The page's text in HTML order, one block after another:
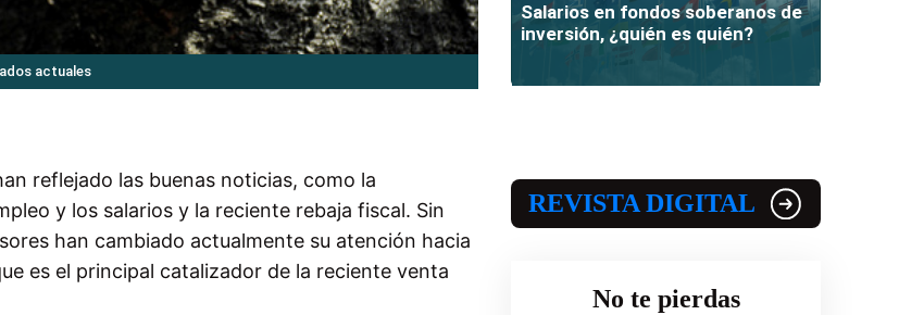
actuales
reflejado las buenas noticias, como la
y los salarios y la reciente rebaja fiscal. Sin
han cambiado actualmente su atención hacia
es el principal catalizador de la reciente venta
Salarios en fondos soberanos de
inversión, ¿quién es quién?
REVISTA DIGITAL
No te pierdas